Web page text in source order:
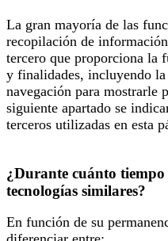
La gran mayoría de las
recopilación de
tercero que proporciona la
y finalidades, incluyendo
navegación para mostrarle
siguiente apartado se
terceros utilizadas en esta
¿Durante cuánto tiempo
tecnologías similares?
En función de su